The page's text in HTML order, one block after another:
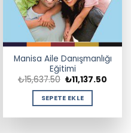
Manisa Aile Danışmanlığı
Eğitimi
₺15,637.50 Orijinal
fiyat:
₺15,637.50.
₺11,137.50
SEPETE EKLE